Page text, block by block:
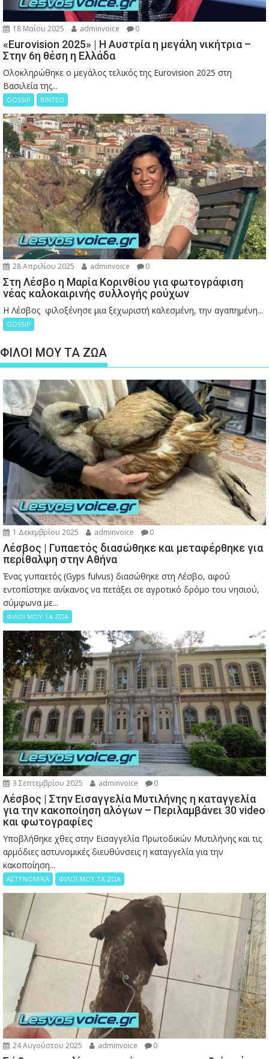
18 Μαΐου 2025 adminvoice 0
«Eurovision 2025» | Η Αυστρία η μεγάλη νικήτρια –
Στην 6η θέση η Ελλάδα
Ολοκληρώθηκε ο μεγάλος τελικός της Eurovision 2025 στη
Βασιλεία της...
GOSSIP ΒΙΝΤΕΟ
28 Απριλίου 2025 adminvoice 0
Στη Λέσβο η Μαρία Κορινθίου για φωτογράφιση
νέας καλοκαιρινής συλλογής ρούχων
Η Λέσβος φιλοξένησε μια ξεχωριστή καλεσμένη, την αγαπημένη...
GOSSIP
ΦΙΛΟΙ ΜΟΥ ΤΑ ΖΩΑ
1 Δεκεμβρίου 2025 adminvoice 0
Λέσβος | Γυπαετός διασώθηκε και μεταφέρθηκε για
περίθαλψη στην Αθήνα
Ένας γυπαετός (Gyps fulvus) διασώθηκε στη Λέσβο, αφού
εντοπίστηκε ανίκανος να πετάξει σε αγροτικό δρόμο του νησιού,
σύμφωνα με...
ΦΙΛΟΙ ΜΟΥ ΤΑ ΖΩΑ
3 Σεπτεμβρίου 2025 adminvoice 0
Λέσβος | Στην Εισαγγελία Μυτιλήνης η καταγγελία
για την κακοποίηση αλόγων – Περιλαμβάνει 30 video
και φωτογραφίες
Υποβλήθηκε χθες στην Εισαγγελία Πρωτοδικών Μυτιλήνης και τις
αρμόδιες αστυνομικές διευθύνσεις η καταγγελία για την
κακοποίηση...
ΑΣΤΥΝΟΜΙΚΑ ΦΙΛΟΙ ΜΟΥ ΤΑ ΖΩΑ
24 Αυγούστου 2025 adminvoice 0